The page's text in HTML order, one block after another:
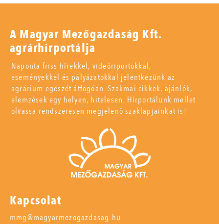
A Magyar Mezőgazdaság Kft.
agrárhírportálja
Naponta friss hírekkel, videóriportokkal,
eseményekkel és pályázatokkal jelentkezünk az
agrárium egészét átfogóan. Szakmai cikkek, ajánlók,
elemzések egy helyen, hitelesen. Hírportálunk mellet
olvassa rendszeresen megjelenő szaklapjainkat is!
Kapcsolat
mmg@magyarmezogazdasag.hu